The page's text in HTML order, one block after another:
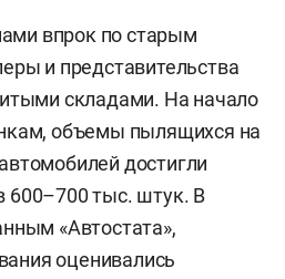
впрок по старым
и представительства
складами. На начало
объемы пылящихся на
достигли
600–700 тыс. штук. В
«Автостата»,
оценивались